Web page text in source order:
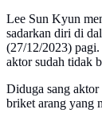
Lee Sun Kyun
sadarkan diri di
(27/12/2023)
aktor sudah tidak
Diduga sang
briket arang yang